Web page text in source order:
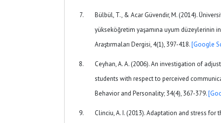
Bülbül, T., & Acar Güvendir, M. (2014).
yükseköğretim yaşamına uyum düzeylerinin
Araştırmaları Dergisi, 4(1), 397-418.[Google
Ceyhan, A. A. (2006). An investigation of
students with respect to perceived
Behavior and Personality; 34(4), 367-379.
Clinciu, A. I. (2013). Adaptation and stress for